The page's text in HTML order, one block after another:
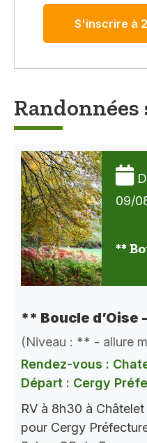
S'inscrire à
09/
**
** Boucle d’Oise
(Niveau : ** - allure
Rendez-vous :
Départ : Cergy
RV à 8h30 à
pour Cergy